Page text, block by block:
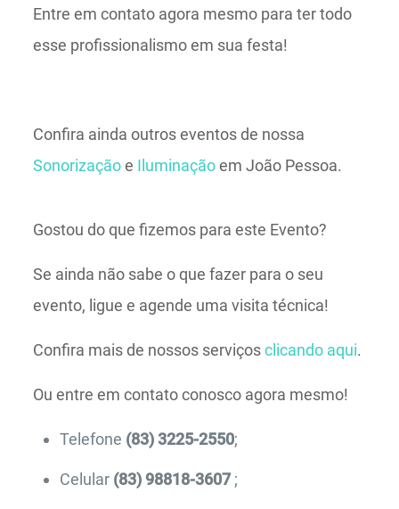
Entre em contato agora mesmo para ter todo
esse profissionalismo em sua festa!
Confira ainda outros eventos de nossa
Sonorizaçãoe Iluminaçãoem João Pessoa.
Gostou do que fizemos para este Evento?
Se ainda não sabe o que fazer para o seu
evento, ligue e agende uma visita técnica!
Confira mais de nossos serviçosclicando aqui.
Ou entre em contato conosco agora mesmo!
Telefone (83) 3225-2550;
Celular (83) 98818-3607 ;